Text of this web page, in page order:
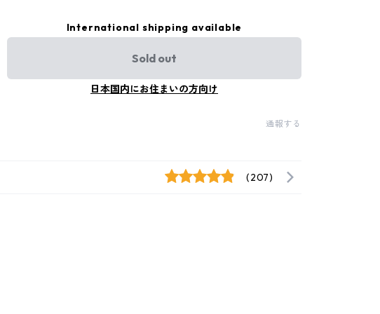
International shipping available
Sold out
日本国内にお住まいの方向け
通報する
(207)